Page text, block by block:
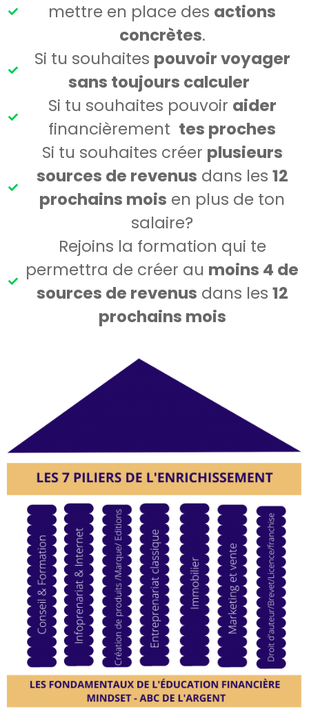
mettre en place des actions
concrètes.
Si tu souhaites pouvoir voyager
sans toujours calculer
Si tu souhaites pouvoir aider
financièrement tes proches
Si tu souhaites créer plusieurs
sources de revenus dans les 12
prochains mois en plus de ton
salaire?
Rejoins la formation qui te
permettra de créer au moins 4 de
sources de revenus dans les 12
prochains mois